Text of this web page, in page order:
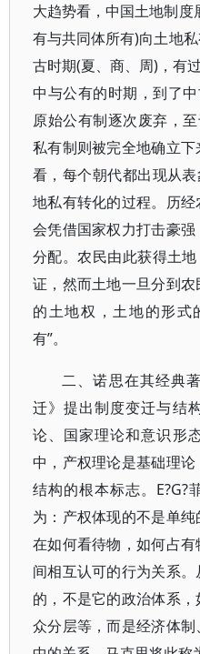
大趋势看，中国土地制
有与共同体所有)向土地
古时期(夏、商、周)，有
中与公有的时期，到了
原始公有制逐次废弃，
私有制则被完全地确立
看，每个朝代都出现从
地私有转化的过程。历
会凭借国家权力打击豪
分配。农民由此获得土
证，然而土地一旦分到
的土地权，土地的形式
有”。
二、诺思在其经典
迁》提出制度变迁与结
论、国家理论和意识形
中，产权理论是基础理
结构的根本标志。E?G?
为：产权体现的不是单
在如何看待物，如何占
间相互认可的行为关系
的，不是它的政治体系
众分层等，而是经济体